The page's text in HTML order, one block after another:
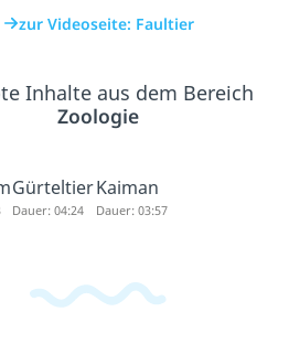
zur Videoseite: Faultier
Inhalte aus dem Bereich
Zoologie
Gürteltier
Dauer: 04:24
Kaiman
Dauer: 03:57